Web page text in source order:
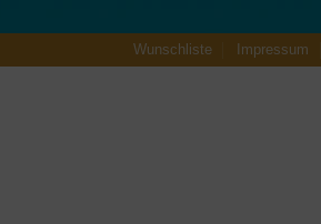
Wunschliste Impressum